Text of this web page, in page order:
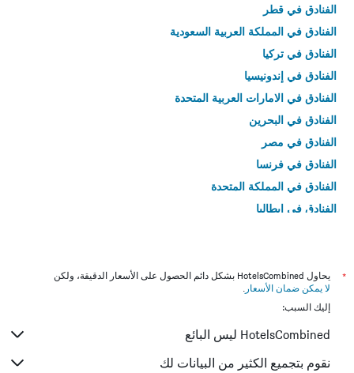
الفنادق في قطر
الفنادق في المملكة العربية السعودية
الفنادق في تركيا
الفنادق في إندونيسيا
الفنادق في الامارات العربية المتحدة
الفنادق في البحرين
الفنادق في مصر
الفنادق في فرنسا
الفنادق في المملكة المتحدة
الفنادق في إيطاليا
*
يحاول HotelsCombined بشكل دائم الحصول على الأسعار الدقيقة، ولكن
لا يمكن ضمان الأسعار .
إليك السبب:
HotelsCombined ليس البائع
نقوم بتجميع الكثير من البيانات لك